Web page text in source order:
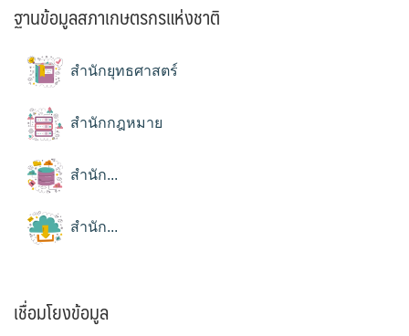
ฐานข้อมูลสภาเกษตรกรแห่งชาติ
สำนักยุทธศาสตร์
สำนักกฎหมาย
สำนัก...
สำนัก...
เชื่อมโยงข้อมูล